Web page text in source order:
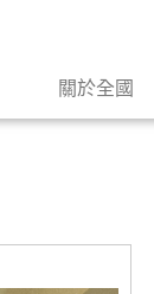
關於全國